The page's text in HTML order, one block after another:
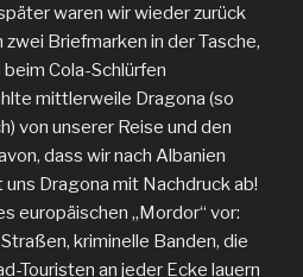
waren wir wieder zurück
Briefmarken in der Tasche,
Cola-Schlürfen
mittlerweile Dragona (so
von unserer Reise und den
dass wir nach Albanien
Dragona mit Nachdruck ab!
europäischen „Mordor“ vor:
kriminelle Banden, die
Touristen an jeder Ecke lauern